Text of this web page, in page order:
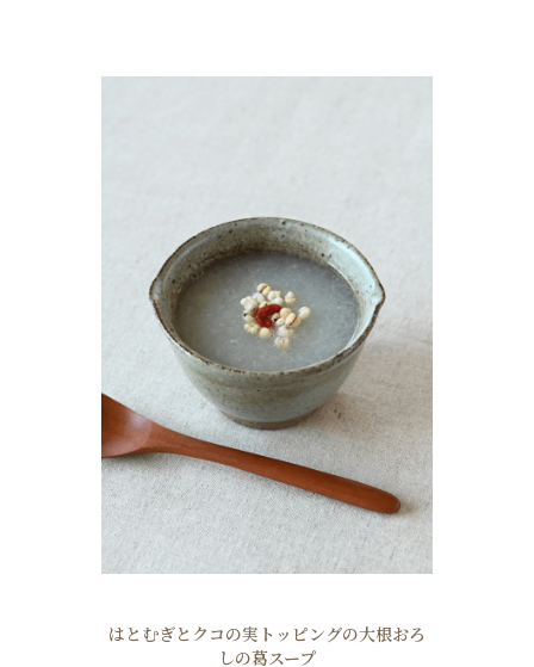
はとむぎとクコの実トッピングの大根おろ
しの葛スープ